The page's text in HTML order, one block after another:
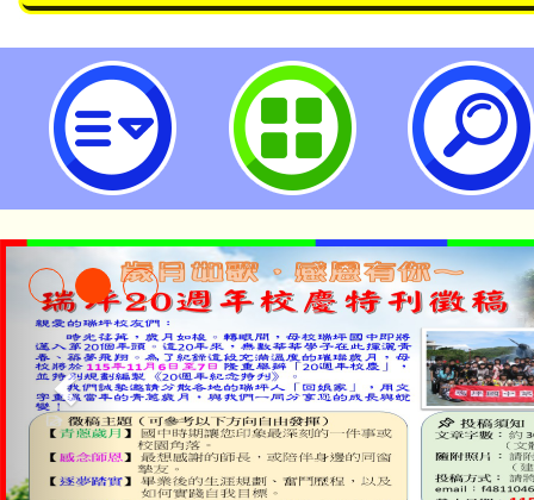
2025Best Education-KDP全國
創新KDP國際認證獎實施計畫-桃
中學
淨零綠領人才培育課程